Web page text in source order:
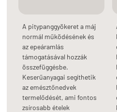
A pitypanggyökeret a máj
normál működésének és
az epeáramlás
támogatásával hozzák
összefüggésbe.
Keserűanyagai segíthetik
az emésztőnedvek
termelődését, ami fontos
zsírosabb ételek